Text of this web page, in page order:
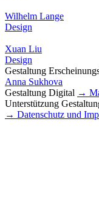
Wilhelm Lange
Design
Xuan Liu
Design
Gestaltung
Anna Sukhova
Gestaltung Digital →
Unterstützung
→ Datenschutz und